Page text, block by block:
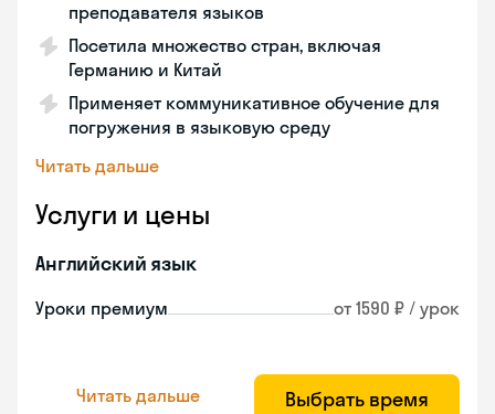
преподавателя языков
Посетила множество стран, включая
Германию и Китай
Применяет коммуникативное обучение для
погружения в языковую среду
Читать дальше
Услуги и цены
Английский язык
Уроки премиум от 1590 ₽ / урок
Читать дальше Выбрать время